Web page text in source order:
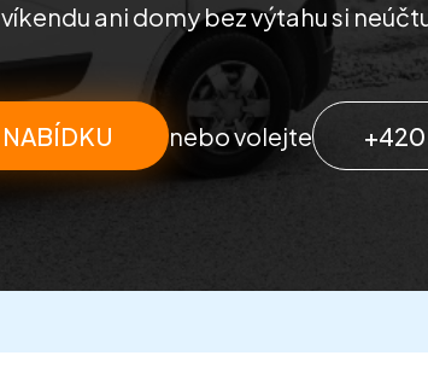
ani domy bez výtahu si
nebo volejte